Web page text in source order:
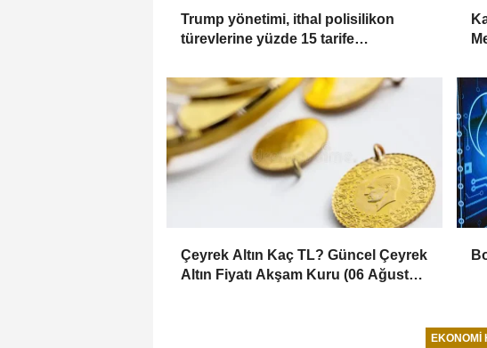
Trump yönetimi, ithal polisilikon
türevlerine yüzde 15 tarife
Çeyrek Altın Kaç TL? Güncel Çeyrek
Altın Fiyatı Akşam Kuru (06 Ağustos
EKONOMI